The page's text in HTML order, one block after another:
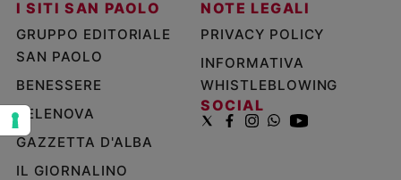
e
giovani
Adolescenza
Bioetica
I SITI SAN PAOLO
GRUPPO EDITORIALE
SAN PAOLO
BENESSERE
TELENOVA
GAZZETTA D'ALBA
IL GIORNALINO
NOTE LEGALI
PRIVACY POLICY
INFORMATIVA
WHISTLEBLOWING
SOCIAL